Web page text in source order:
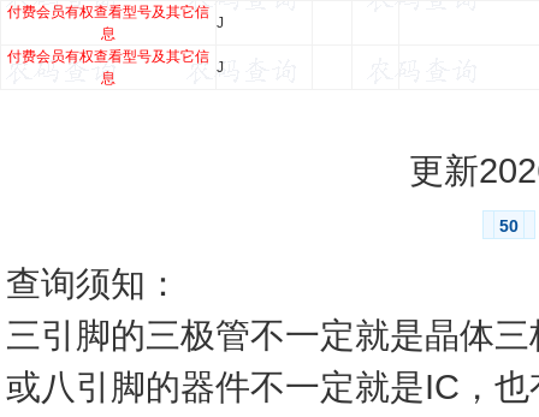
付费会员有权查看型号及其它信
息
J
付费会员有权查看型号及其它信
息
J
更新
50
查询须知：
三引脚的三极管不一定就是晶体
或八引脚的器件不一定就是IC，